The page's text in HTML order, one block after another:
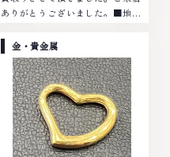
ありがとうございました。■地域
ヤモンド ブランド品 ブランド衣
類 お酒買取りのことなら、お任
せくださいなかでも金・プラチナ
等のアクセサリー・貴金属・宝
石・ダイヤモンド・ジュエリーや
ブランド品・時計等は特に自信を
持って、高額査定を実現しており
ます。 古くて使わなくなってし
金・貴金属